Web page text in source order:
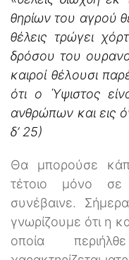
θηρίων του αγρού
θέλεις τρώγει
δρόσου του
καιροί θέλουσι
ότι ο Ύψιστος
ανθρώπων και εις
δ’ 25)
Θα μπορούσε
τέτοιο μόνο
συνέβαινε.
γνωρίζουμε ότι η
οποία